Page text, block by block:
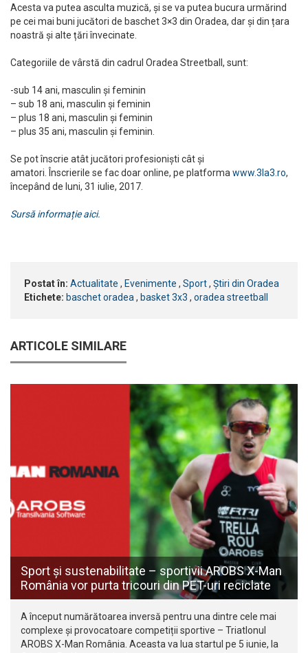
Acesta va putea asculta muzică, și se va putea bucura urmărind
pe cei mai buni jucători de baschet 3×3 din Oradea, dar și din țara
noastră și alte țări învecinate.
Categoriile de vârstă din cadrul Oradea Streetball, sunt:
-sub 14 ani, masculin și feminin
– sub 18 ani, masculin și feminin
– plus 18 ani, masculin și feminin
– plus 35 ani, masculin și feminin.
Se pot înscrie atât jucători profesioniști cât și
amatori. Înscrierile se fac doar online, pe platforma www.3la3.ro,
începând de luni, 31 iulie, 2017.
Sursă informație aici.
Postat în: Actualitate , Evenimente , Sport, Știri din Oradea
Etichete: baschet oradea , basket 3x3 , oradea streetball
ARTICOLE SIMILARE
Sport și sustenabilitate – sportivii AROBS X-Man
România vor purta tricouri din PET-uri reciclate
A început numărătoarea inversă pentru una dintre cele mai
complexe și provocatoare competiții sportive – Triatlonul
AROBS X-Man România. Aceasta va lua startul pe 5 iunie, la